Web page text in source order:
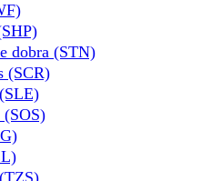
dobra (STN)
(SCR)